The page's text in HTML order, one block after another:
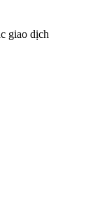
giao dịch